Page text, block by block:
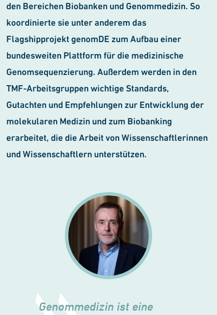
den Bereichen Biobanken und Genommedizin. So
koordinierte sie unter anderem das
Flagshipprojekt genomDE zum Aufbau einer
bundesweiten Plattform für die medizinische
Genomsequenzierung. Außerdem werden in den
TMF-Arbeitsgruppen wichtige Standards,
Gutachten und Empfehlungen zur Entwicklung der
molekularen Medizin und zum Biobanking
erarbeitet, die die Arbeit von Wissenschaftlerinnen
und Wissenschaftlern unterstützen.
Genommedizin ist eine